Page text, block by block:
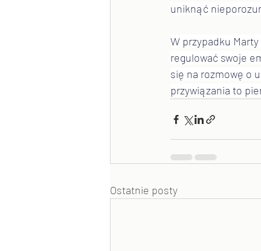
uniknąć
W przypadku
regulować swoje
się na rozmowę o
przywiązania to
Ostatnie posty